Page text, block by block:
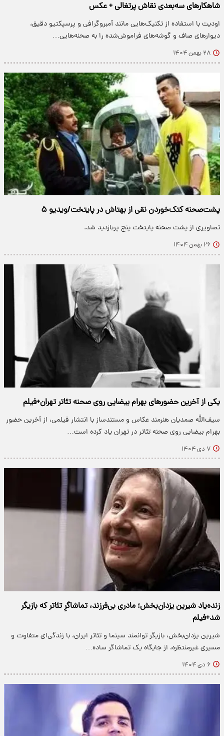
شاهکارهای سه‌بعدی نقاش پرتغالی + عکس
اودیت با استفاده از تکنیک‌هایی مانند آمبروگرافی و پرسپکتیو دقیق،
دیوارهای صاف و گوشه‌های فراموش‌شده را به صحنه‌هایی…
۲۸ بهمن ۱۴۰۴
پشت‌صحنه کتک‌خوردن نقی از بهتاش در پایتخت/ویدیو ۵
تصاویری از پشت صحنه پایتخت پنج پربازدید شد.
۲۶ بهمن ۱۴۰۴
یکی از آخرین حضورهای بهرام بیضایی روی صحنه تئاتر تهران+فیلم
سیف‌الله صمدیان هنرمند عکاس و مستندساز با انتشار فیلمی، از آخرین حضور
بهرام بیضایی روی صحنه تئاتر در تهران یاد کرده است…
۷ دی ۱۴۰۴
زنده‌یاد شیرین یزدان‌بخش؛ مادری بی‌فرزند، تماشاگرِ تئاتر که بازیگر
شد+فیلم
شیرین یزدان‌بخش، بازیگر توانمند سینما و تئاتر ایران، با زندگی‌ای متفاوت و
مسیری غیرمنتظره، از جایگاه یک تماشاگر ساده…
۶ دی ۱۴۰۴